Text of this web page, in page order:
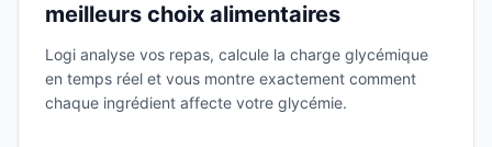
meilleurs choix alimentaires
Logi analyse vos repas, calcule la charge glycémique
en temps réel et vous montre exactement comment
chaque ingrédient affecte votre glycémie.